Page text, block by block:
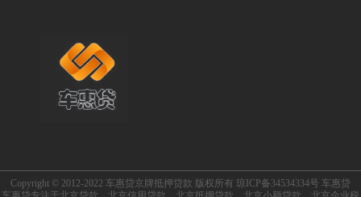
Copyright © 2012-2022 车惠贷京牌抵押贷款 版权所有 琼ICP备34534334号 车惠贷